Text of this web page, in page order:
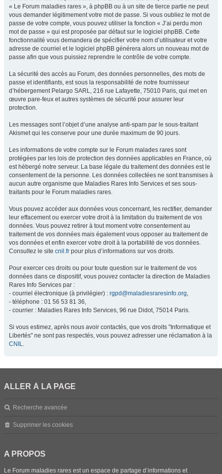
« Le Forum maladies rares », à phpBB ou à un site de tierce partie ne peut
vous demander légitimement votre mot de passe. Si vous oubliez le mot de
passe de votre compte, vous pouvez utiliser la fonction « J’ai perdu mon
mot de passe » qui est proposée par défaut sur le logiciel phpBB. Cette
fonctionnalité vous demandera de spécifier votre nom d’utilisateur et votre
adresse de courriel et le logiciel phpBB générera alors un nouveau mot de
passe afin que vous puissiez reprendre le contrôle de votre compte.
La sécurité des accès au Forum, des données personnelles, des mots de
passe et identifiants, est sous la responsabilité de notre fournisseur
d’hébergement Pelargo SARL, 216 rue Lafayette, 75010 Paris, qui met en
œuvre pare-feux et autres systèmes de sécurité pour assurer leur
protection.
Les messages sont l’objet d’une analyse anti-spam par le sous-traitant
Akismet qui les conserve pour une durée maximum de 90 jours.
Les informations de votre compte sur le Forum malades rares sont
protégées par les lois de protection des données applicables en France, où
est hébergé notre serveur. La base légale du traitement des données est le
consentement de la personne. Les données collectées ne sont transmises à
aucun autre organisme que Maladies Rares Info Services et ses sous-
traitants pour le Forum maladies rares.
Vous pouvez accéder aux données vous concernant, les rectifier, demander
leur effacement ou exercer votre droit à la limitation du traitement de vos
données. Vous pouvez retirer à tout moment votre consentement au
traitement de vos données mais également vous opposer au traitement de
vos données et enfin exercer votre droit à la portabilité de vos données.
Consultez le site cnil.fr pour plus d’informations sur vos droits.
Pour exercer ces droits ou pour toute question sur le traitement de vos
données dans ce dispositif, vous pouvez contacter la direction de Maladies
Rares Info Services par :
- courriel électronique (à privilégier) : rgpd@maladiesraresinfo.org,
- téléphone : 01 56 53 81 36,
- courrier : Maladies Rares Info Services, 96 rue Didot, 75014 Paris.
Si vous estimez, après nous avoir contactés, que vos droits "Informatique et
Libertés" ne sont pas respectés, vous pouvez adresser une réclamation à la
CNIL.
ALLER À LA PAGE
Recherche avancée
Supprimer les cookies
A PROPOS
Le Forum maladies rares est un espace de partage d’informations et